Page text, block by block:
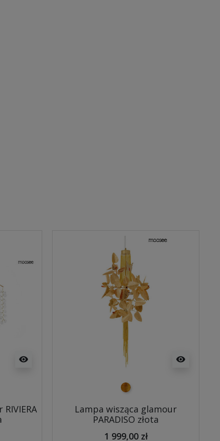
visibility visibility
złoty
Lampa wisząca glamour
PARADISO złota
1 999,00 zł